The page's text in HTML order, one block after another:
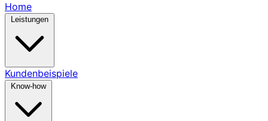
Home
Kundenbeispiele
Know-how